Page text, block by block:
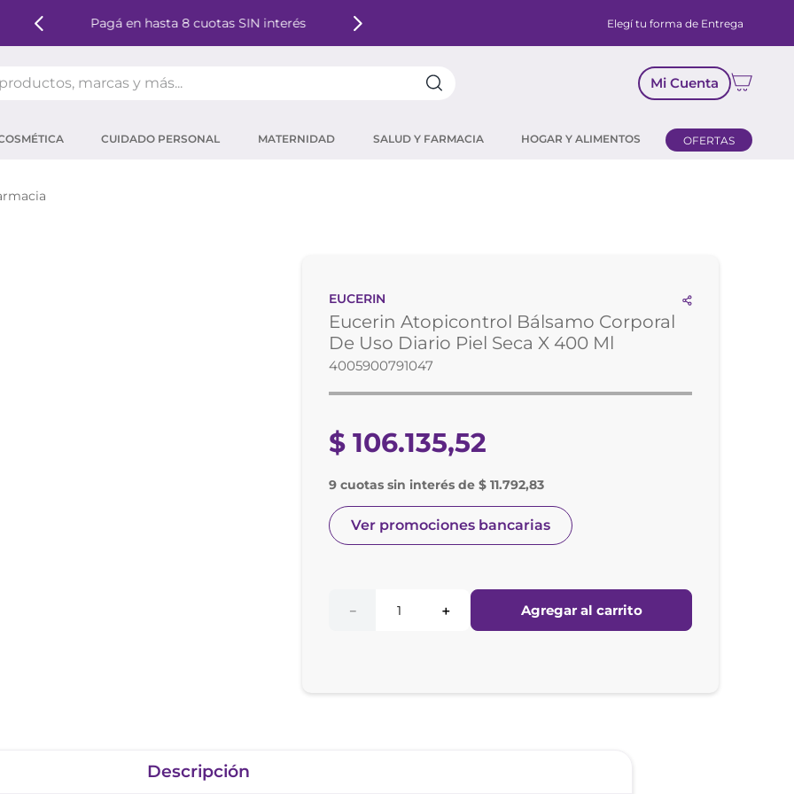
Pagá en hasta 8 cuotas SIN interés Elegí tu forma de Entrega
Mi Cuenta
CUIDADO PERSONAL MATERNIDAD SALUD Y FARMACIA HOGAR Y ALIMENTOS OFERTAS
EUCERIN
Eucerin Atopicontrol Bálsamo Corporal
De Uso Diario Piel Seca X 400 Ml
4005900791047
$ 106.135,52
9 cuotas sin interés de $ 11.792,83
Ver promociones bancarias
＋
－ Agregar al carrito
Descripción